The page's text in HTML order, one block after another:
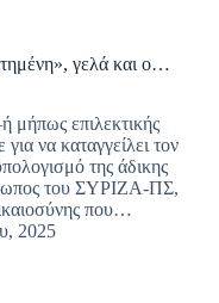
γελά και ο…
μήπως επιλεκτικής
να καταγγείλει τον
της άδικης
του ΣΥΡΙΖΑ-ΠΣ,
που…
2025